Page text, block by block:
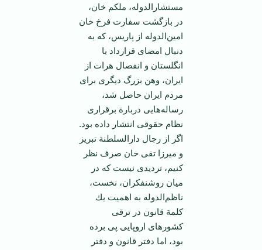
مستشارالدوله‌، ملكم‌ خان‌،
در بازگشت‌ سفارت‌ فرخ‌ خان‌
امین‌الدوله‌ از پاریس‌، كه‌ به‌
دنبال‌ امضای‌ قرارداد با
انگلستان‌ و انفصال‌ هرات‌ از
ایران‌، وهن‌ بزرگ‌ دیگری‌ برای‌
مردم‌ ایران ‌حاصل‌ شد،
رساله‌هایی‌ دربارة‌ برقراری‌
نظام‌ حقوقی‌ انتشار داده‌ بود.
اگر از رجال‌ دارالسلطنة‌ تبریز
و میرزا تقی‌ خان‌ صرف‌ نظر
كنیم‌، تردیدی‌ نیست‌ كه‌ در
میان‌ روشنفكران‌، نخست‌،
ناظم‌الدوله‌ به‌ اهمیت‌ یك‌
كلمة‌ قانون‌ در ترقی‌
كشورهای‌ اروپایی‌ پی‌ برده‌
بود، اما دفتر قانون‌ و دفتر